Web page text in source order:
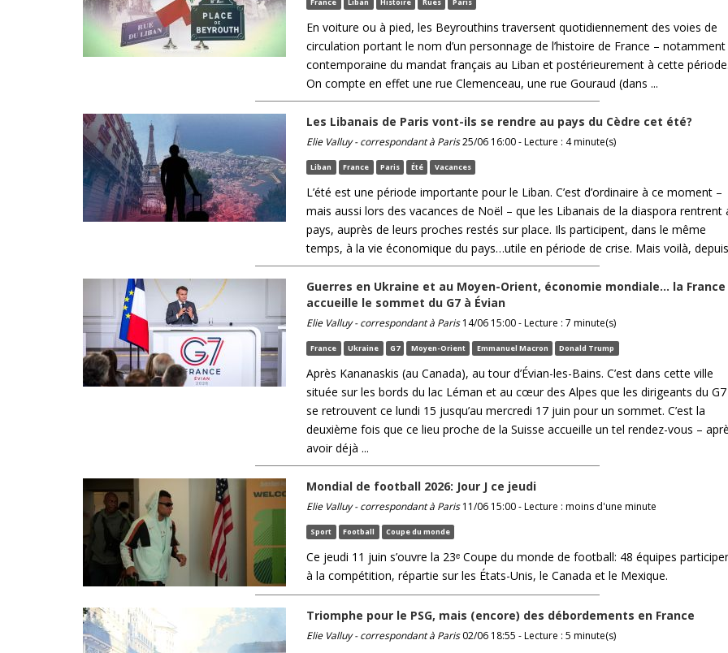
En voiture ou à pied, les Beyrouthins traversent quotidiennement des voies de
circulation portant le nom d’un personnage de l’histoire de France – notamment
contemporaine du mandat français au Liban et postérieurement à cette
On compte en effet une rue Clemenceau, une rue Gouraud (dans ...
Les Libanais de Paris vont-ils se rendre au pays du Cèdre cet été?
Elie Valluy - correspondant à Paris25/06 16:00 - Lecture : 4 minute(s)
Liban France Paris Été Vacances
L’été est une période importante pour le Liban. C’est d’ordinaire à ce moment –
mais aussi lors des vacances de Noël – que les Libanais de la diaspora rentrent
pays, auprès de leurs proches restés sur place. Ils participent, dans le même
temps, à la vie économique du pays…utile en période de crise. Mais voilà,
Guerres en Ukraine et au Moyen-Orient, économie mondiale… la France
accueille le sommet du G7 à Évian
Elie Valluy - correspondant à Paris14/06 15:00 - Lecture : 7 minute(s)
France Ukraine G7 Moyen-Orient Emmanuel Macron Donald Trump
Après Kananaskis (au Canada), au tour d’Évian-les-Bains. C’est dans cette ville
située sur les bords du lac Léman et au cœur des Alpes que les dirigeants du G7
se retrouvent ce lundi 15 jusqu’au mercredi 17 juin pour un sommet. C’est la
deuxième fois que ce lieu proche de la Suisse accueille un tel rendez-vous –
avoir déjà ...
Mondial de football 2026: Jour J ce jeudi
Elie Valluy - correspondant à Paris11/06 15:00 - Lecture : moins d'une minute
Sport Football Coupe du monde
Ce jeudi 11 juin s’ouvre la 23ᵉ Coupe du monde de football: 48 équipes
à la compétition, répartie sur les États-Unis, le Canada et le Mexique.
Triomphe pour le PSG, mais (encore) des débordements en France
Elie Valluy - correspondant à Paris02/06 18:55 - Lecture : 5 minute(s)